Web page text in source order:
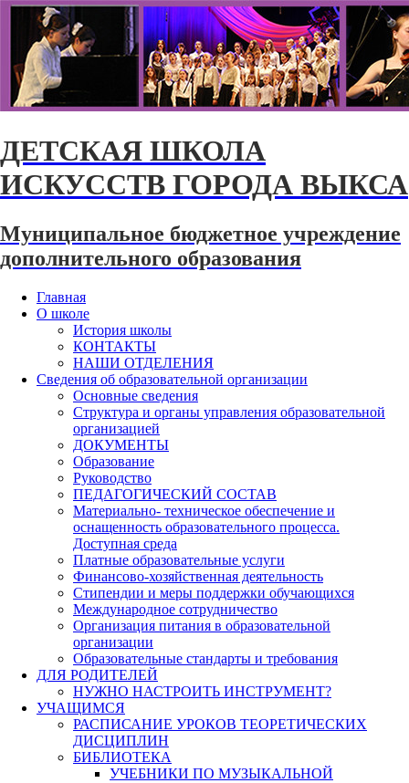
ДЕТСКАЯ ШКОЛА
ИСКУССТВ ГОРОДА ВЫКСА
Муниципальное бюджетное учреждение
дополнительного образования
Главная
О школе
История школы
КОНТАКТЫ
НАШИ ОТДЕЛЕНИЯ
Сведения об образовательной организации
Основные сведения
Структура и органы управления образовательной
организацией
ДОКУМЕНТЫ
Образование
Руководство
ПЕДАГОГИЧЕСКИЙ СОСТАВ
Материально- техническое обеспечение и
оснащенность образовательного процесса.
Доступная среда
Платные образовательные услуги
Финансово-хозяйственная деятельность
Стипендии и меры поддержки обучающихся
Международное сотрудничество
Организация питания в образовательной
организации
Образовательные стандарты и требования
ДЛЯ РОДИТЕЛЕЙ
НУЖНО НАСТРОИТЬ ИНСТРУМЕНТ?
УЧАЩИМСЯ
РАСПИСАНИЕ УРОКОВ ТЕОРЕТИЧЕСКИХ
ДИСЦИПЛИН
БИБЛИОТЕКА
УЧЕБНИКИ ПО МУЗЫКАЛЬНОЙ